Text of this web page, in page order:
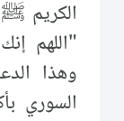
الكريم ﷺ
"اللهم
وهذا
السوري